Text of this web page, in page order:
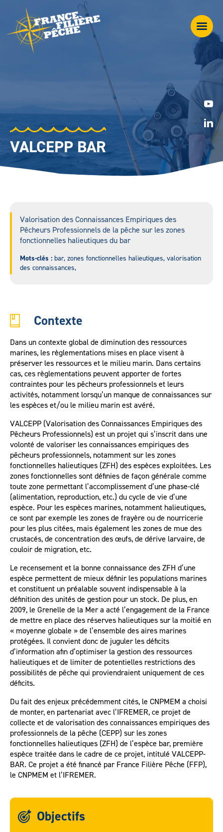
VALCEPP BAR
Valorisation des Connaissances Empiriques des
Pêcheurs Professionnels de la pêche sur les zones
fonctionnelles halieutiques du bar
Mots-clés : bar, zones fonctionnelles halieutiques, valorisation
des connaissances,
Contexte
Dans un contexte global de diminution des ressources
marines, les règlementations mises en place visent à
préserver les ressources et le milieu marin. Dans certains
cas, ces règlementations peuvent apporter de fortes
contraintes pour les pêcheurs professionnels et leurs
activités, notamment lorsqu’un manque de connaissances sur
les espèces et/ou le milieu marin est avéré.
VALCEPP (Valorisation des Connaissances Empiriques des
Pêcheurs Professionnels) est un projet qui s’inscrit dans une
volonté de valoriser les connaissances empiriques des
pêcheurs professionnels, notamment sur les zones
fonctionnelles halieutiques (ZFH) des espèces exploitées. Les
zones fonctionnelles sont définies de façon générale comme
toute zone permettant l’accomplissement d’une phase-clé
(alimentation, reproduction, etc.) du cycle de vie d’une
espèce. Pour les espèces marines, notamment halieutiques,
ce sont par exemple les zones de frayère ou de nourricerie
pour les plus citées, mais également les zones de mue des
crustacés, de concentration des œufs, de dérive larvaire, de
couloir de migration, etc.
Le recensement et la bonne connaissance des ZFH d’une
espèce permettent de mieux définir les populations marines
et constituent un préalable souvent indispensable à la
définition des unités de gestion pour un stock. De plus, en
2009, le Grenelle de la Mer a acté l’engagement de la France
de mettre en place des réserves halieutiques sur la moitié en
« moyenne globale » de l’ensemble des aires marines
protégées. Il convient donc de juguler les déficits
d’information afin d’optimiser la gestion des ressources
halieutiques et de limiter de potentielles restrictions des
possibilités de pêche qui proviendraient uniquement de ces
déficits.
Du fait des enjeux précédemment cités, le CNPMEM a choisi
de monter, en partenariat avec l’IFREMER, ce projet de
collecte et de valorisation des connaissances empiriques des
professionnels de la pêche (CEPP) sur les zones
fonctionnelles halieutiques (ZFH) de l’espèce bar, première
espèce traitée dans le cadre de ce projet, intitulé VALCEPP-
BAR. Ce projet a été financé par France Filière Pêche (FFP),
le CNPMEM et l’IFREMER.
Objectifs